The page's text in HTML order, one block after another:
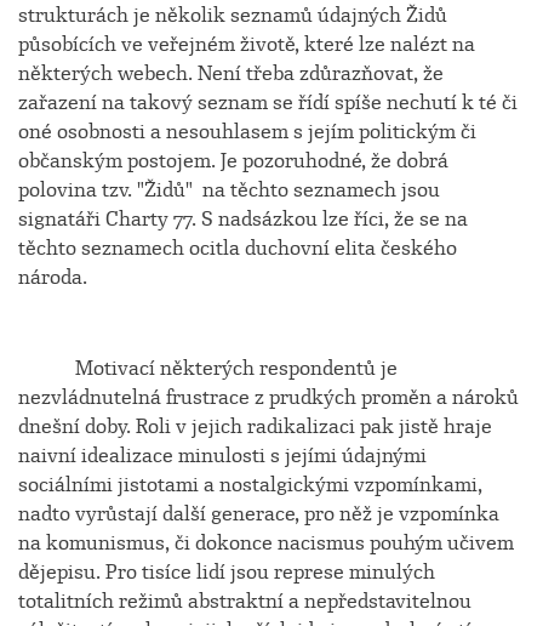
strukturách je několik seznamů údajných Židů
působících ve veřejném životě, které lze nalézt na
některých webech. Není třeba zdůrazňovat, že
zařazení na takový seznam se řídí spíše nechutí k té či
oné osobnosti a nesouhlasem s jejím politickým či
občanským postojem. Je pozoruhodné, že dobrá
polovina tzv. "Židů" na těchto seznamech jsou
signatáři Charty 77. S nadsázkou lze říci, že se na
těchto seznamech ocitla duchovní elita českého
národa.
Motivací některých respondentů je
nezvládnutelná frustrace z prudkých proměn a nároků
dnešní doby. Roli v jejich radikalizaci pak jistě hraje
naivní idealizace minulosti s jejími údajnými
sociálními jistotami a nostalgickými vzpomínkami,
nadto vyrůstají další generace, pro něž je vzpomínka
na komunismus, či dokonce nacismus pouhým učivem
dějepisu. Pro tisíce lidí jsou represe minulých
totalitních režimů abstraktní a nepředstavitelnou